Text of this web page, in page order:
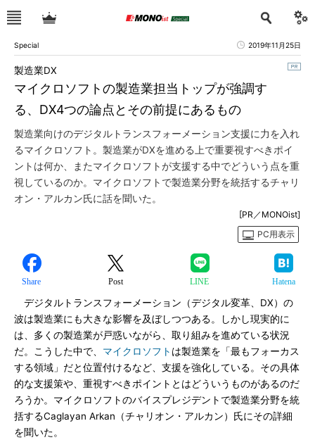
Special 2019年11月25日
マイクロソフトの製造業担当トップが強調す
る、DX4つの論点とその前提にあるもの
製造業DX
製造業向けのデジタルトランスフォーメーション支援に力を入れ
るマイクロソフト。製造業がDXを進める上で重要視すべきポイ
ントは何か、またマイクロソフトが支援する中でどういう点を重
視しているのか。マイクロソフトで製造業分野を統括するチャリ
オン・アルカン氏に話を聞いた。
[PR／MONOist]
PC用表示
Share Post LINE Hatena
デジタルトランスフォーメーション（デジタル変革、DX）の
波は製造業にも大きな影響を及ぼしつつある。しかし現実的に
は、多くの製造業が戸惑いながら、取り組みを進めている状況
だ。こうした中で、 マイクロソフト は製造業を「最もフォーカス
する領域」だと位置付けるなど、支援を強化している。その具体
的な支援策や、重視すべきポイントとはどういうものがあるのだ
ろうか。マイクロソフトのバイスプレジデントで製造業分野を統
括するCaglayan Arkan（チャリオン・アルカン）氏にその詳細
を聞いた。